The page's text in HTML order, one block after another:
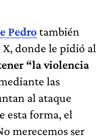
Pedrotambién
donde le pidió al
“la violencia
las
al ataque
esta forma, el
merecemos ser